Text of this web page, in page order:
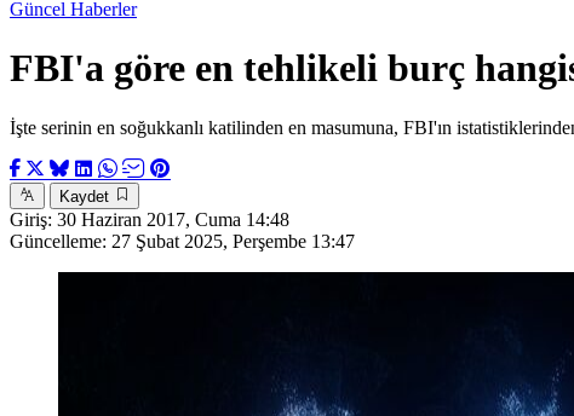
Güncel Haberler
FBI'a göre en tehlikeli burç
İşte serinin en soğukkanlı katilinden en masumuna, FBI'ın
Kaydet
Giriş: 30 Haziran 2017, Cuma 14:48
Güncelleme: 27 Şubat 2025, Perşembe 13:47